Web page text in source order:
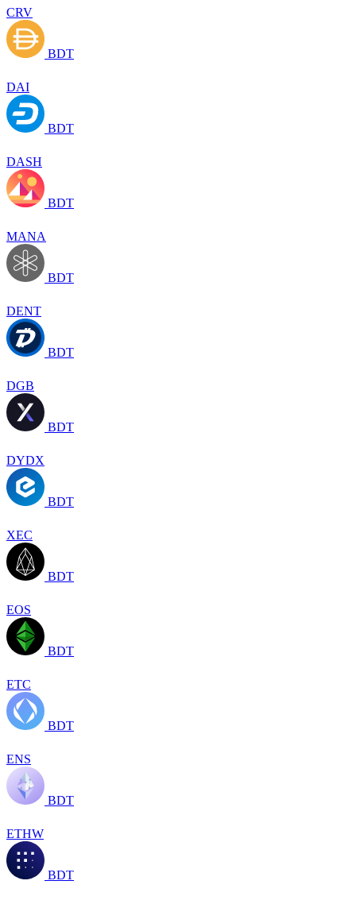
CRV
BDT
DAI
BDT
DASH
BDT
MANA
BDT
DENT
BDT
DGB
BDT
DYDX
BDT
XEC
BDT
EOS
BDT
ETC
BDT
ENS
BDT
ETHW
BDT